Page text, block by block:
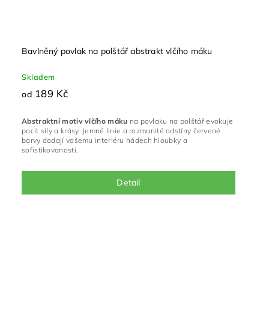
Bavlněný povlak na polštář abstrakt vlčího máku
Skladem
od 189 Kč
Detail
Abstraktní motiv vlčího máku na povlaku na polštář evokuje
pocit síly a krásy. Jemné linie a rozmanité odstíny červené
barvy dodají vašemu interiéru nádech hloubky a
sofistikovanosti.